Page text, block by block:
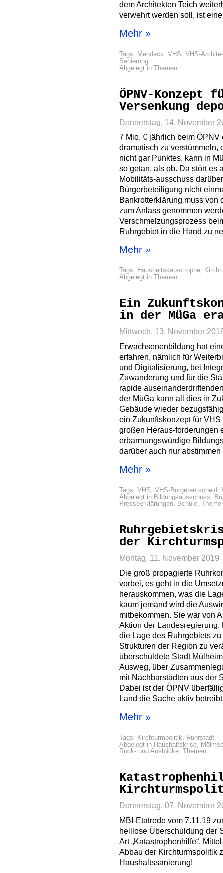
dem Architekten Teich
verwehrt werden soll, ist
Mehr »
Tags: Mendack, VHS, VHS-
Sanierung
Abgelegt in Themen
ÖPNV-Konzept
Versenkung
Donnerstag, 14. November
7 Mio. € jährlich beim ÖPNV
dramatisch zu verstümmeln,
nicht gar Punktes, kann in
so getan, als ob. Da stört es
Mobilitäts-ausschuss
Bürgerbeteiligung nicht
Bankrotterklärung muss von
zum Anlass genommen
Verschmelzungsprozess
Ruhrgebiet in die Hand zu
Mehr »
Tags: Haushaltskatastrophe,
Abgelegt in Themen
Ein
in der MüGa
Mittwoch, 13. November
Erwachsenenbildung hat
erfahren, nämlich für
und Digitalisierung, bei
Zuwanderung und für die
rapide
der MüGa kann all dies in
Gebäude wieder
ein Zukunftskonzept für
großen Heraus-forderungen
erbarmungswürdige
darüber auch nur abstimmen
Mehr »
Tags: VHS, VHS-Bürgerentscheid,
Abgelegt in Bildungsausschuss,
Presseerklärungen, Schule,
der
Montag, 11. November 2019
Die groß propagierte
vorbei, es geht in die
herauskommen, was die
kaum jemand wird die
mitbekommen. Sie war von
Aktion der Landesregierung.
die Lage des Ruhrgebiets
Strukturen der Region zu
überschuldete Stadt
Ausweg, über
mit Nachbarstädten aus der
Dabei ist der ÖPNV
Land die Sache aktiv
Mehr »
Tags: Kirchturmpolitik, Ruhrstadt
Abgelegt in Haushaltskrise,
Rück- und Ausblicke, Themen
Donnerstag, 07. November
MBI-Etatrede vom 7.11.19
heillose Überschuldung der
Art „Katastrophenhilfe“.
Abbau der Kirchturmspolitik
Haushaltssanierung!